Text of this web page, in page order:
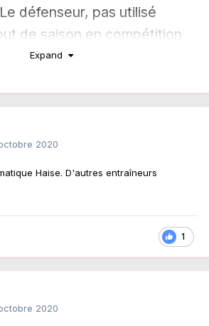
défenseur, pas utilisé
de saison en compétition
tout le match ce jeudi
Serbe jusqu’à la fin de la
» était encore là au 6
a eu 90 minutes ce jeudi,
Expand
2020
Haise. D'autres entraîneurs
1
2020